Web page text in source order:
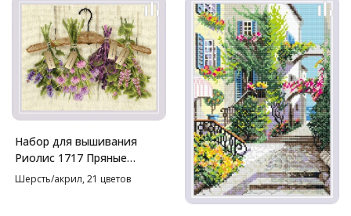
Набор для вышивания
Риолис 1717 Пряные
травы, 30*24 см
Шерсть/акрил, 21 цветов